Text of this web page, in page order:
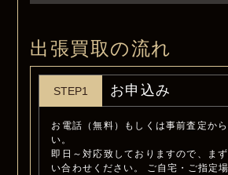
出張買取の流れ
STEP1 お申込み
お電話（無料）もしくは事前査定か
い。
即日～対応致しておりますので、ま
い合わせください。 ご自宅・ご指定